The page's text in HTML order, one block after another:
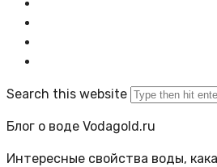
Search this website
Блог о воде Vodagold.ru
Интересные свойства воды,